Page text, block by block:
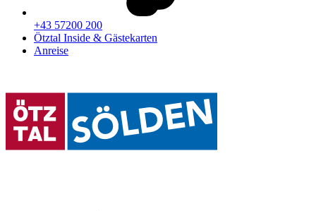
+43 57200 200
Ötztal Inside & Gästekarten
Anreise